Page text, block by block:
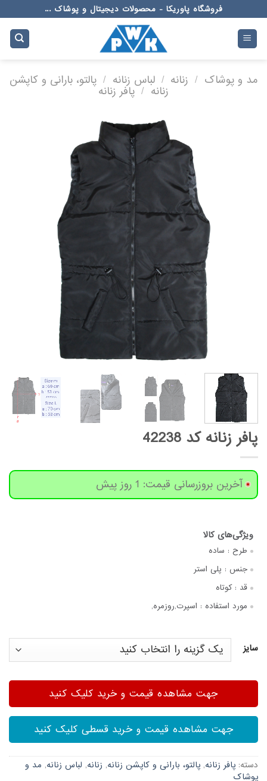
to
content
فروشگاه پاوریکا - محصولات دیجیتال و پوشاک ...
مد و پوشاک / زنانه / لباس زنانه / پالتو، بارانی و کاپشن
زنانه / پافر زنانه
پافر زنانه کد 42238
آخرین بروزرسانی قیمت: 1 روز پیش
طرح : ساده
جنس : پلی استر
قد : کوتاه
مورد استفاده : اسپرت,روزمره,
سایز
جهت مشاهده قیمت و خرید کلیک کنید
جهت مشاهده قیمت و خرید قسطی کلیک کنید
دسته: پافر زنانه, پالتو، بارانی و کاپشن زنانه, زنانه, لباس زنانه, مد و
پوشاک